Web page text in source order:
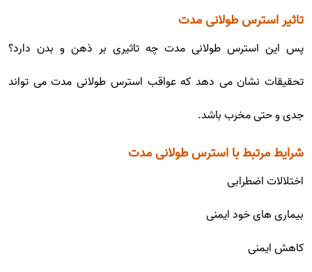
تاثیر استرس طولانی مدت
پس این استرس طولانی مدت چه تاثیری بر ذهن و بدن دارد؟
تحقیقات نشان می دهد که عواقب استرس طولانی مدت می تواند
جدی و حتی مخرب باشد.
شرایط مرتبط با استرس طولانی مدت
اختلالات اضطرابی
بیماری های خود ایمنی
کاهش ایمنی